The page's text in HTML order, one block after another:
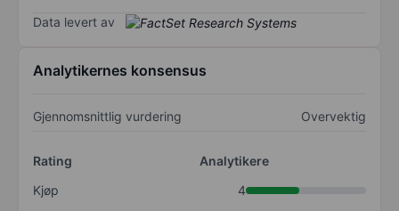
Data levert av
Analytikernes konsensus
Gjennomsnittlig vurdering Overvektig
Rating
Analytikere
Kjøp
4